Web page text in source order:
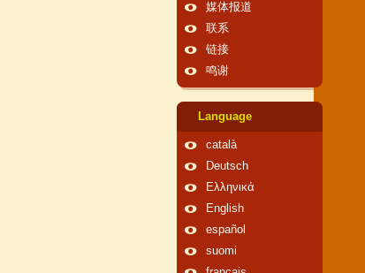
媒体报道
联系
链接
鸣谢
Language
català
Deutsch
Ελληνικά
English
español
suomi